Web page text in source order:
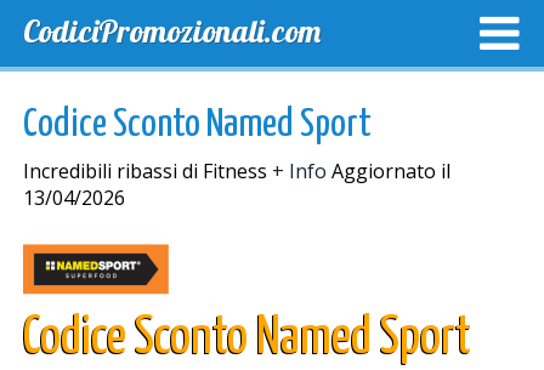
CodiciPromozionali.com
Codice Sconto Named Sport
Incredibili ribassi di Fitness + Info Aggiornato il
13/04/2026
Codice Sconto Named Sport